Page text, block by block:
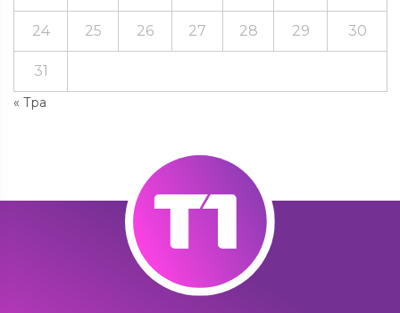
« Тра
24 25 26 27 28 29 30
31